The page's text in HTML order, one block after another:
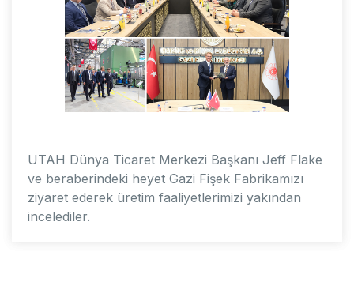
UTAH Dünya Ticaret Merkezi Başkanı Jeff Flake
ve beraberindeki heyet Gazi Fişek Fabrikamızı
ziyaret ederek üretim faaliyetlerimizi yakından
incelediler.